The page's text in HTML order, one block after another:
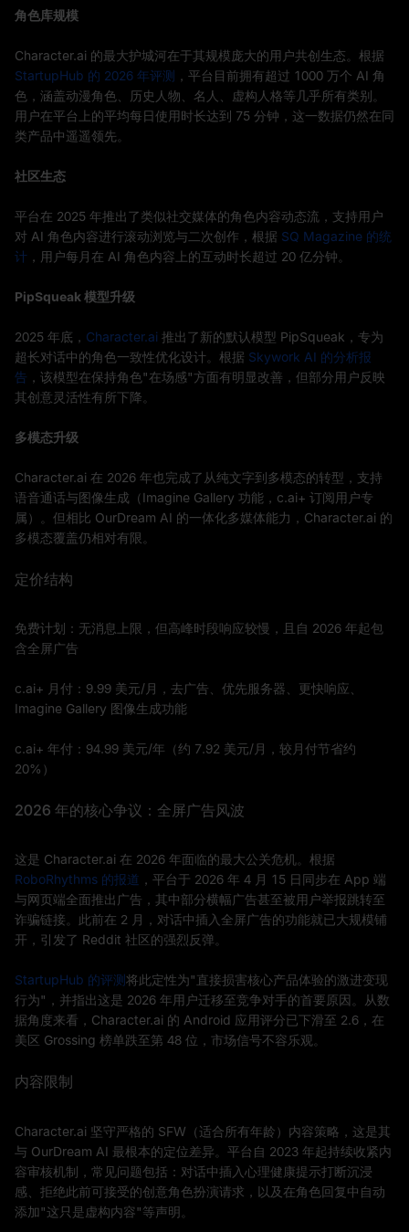
角色库规模
Character.ai 的最大护城河在于其规模庞大的用户共创生态。根据
StartupHub 的 2026 年评测 ，平台目前拥有超过 1000 万个 AI 角
色，涵盖动漫角色、历史人物、名人、虚构人格等几乎所有类别。
用户在平台上的平均每日使用时长达到 75 分钟，这一数据仍然在同
类产品中遥遥领先。
社区生态
平台在 2025 年推出了类似社交媒体的角色内容动态流，支持用户
对 AI 角色内容进行滚动浏览与二次创作，根据 SQ Magazine 的统
计 ，用户每月在 AI 角色内容上的互动时长超过 20 亿分钟。
PipSqueak 模型升级
2025 年底， Character.ai 推出了新的默认模型 PipSqueak，专为
超长对话中的角色一致性优化设计。根据 Skywork AI 的分析报
告 ，该模型在保持角色"在场感"方面有明显改善，但部分用户反映
其创意灵活性有所下降。
多模态升级
Character.ai 在 2026 年也完成了从纯文字到多模态的转型，支持
语音通话与图像生成（Imagine Gallery 功能，c.ai+ 订阅用户专
属）。但相比 OurDream AI 的一体化多媒体能力，Character.ai 的
多模态覆盖仍相对有限。
定价结构
免费计划：无消息上限，但高峰时段响应较慢，且自 2026 年起包
含全屏广告
c.ai+ 月付：9.99 美元/月，去广告、优先服务器、更快响应、
Imagine Gallery 图像生成功能
c.ai+ 年付：94.99 美元/年（约 7.92 美元/月，较月付节省约
20%）
2026 年的核心争议：全屏广告风波
这是 Character.ai 在 2026 年面临的最大公关危机。根据
RoboRhythms 的报道 ，平台于 2026 年 4 月 15 日同步在 App 端
与网页端全面推出广告，其中部分横幅广告甚至被用户举报跳转至
诈骗链接。此前在 2 月，对话中插入全屏广告的功能就已大规模铺
开，引发了 Reddit 社区的强烈反弹。
StartupHub 的评测将此定性为"直接损害核心产品体验的激进变现
行为"，并指出这是 2026 年用户迁移至竞争对手的首要原因。从数
据角度来看，Character.ai 的 Android 应用评分已下滑至 2.6，在
美区 Grossing 榜单跌至第 48 位，市场信号不容乐观。
内容限制
Character.ai 坚守严格的 SFW（适合所有年龄）内容策略，这是其
与 OurDream AI 最根本的定位差异。平台自 2023 年起持续收紧内
容审核机制，常见问题包括：对话中插入心理健康提示打断沉浸
感、拒绝此前可接受的创意角色扮演请求，以及在角色回复中自动
添加"这只是虚构内容"等声明。